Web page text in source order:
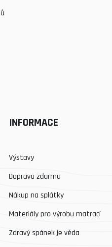
INFORMACE
Výstavy
Doprava zdarma
Nákup na splátky
Materiály pro výrobu matrací
Zdravý spánek je věda